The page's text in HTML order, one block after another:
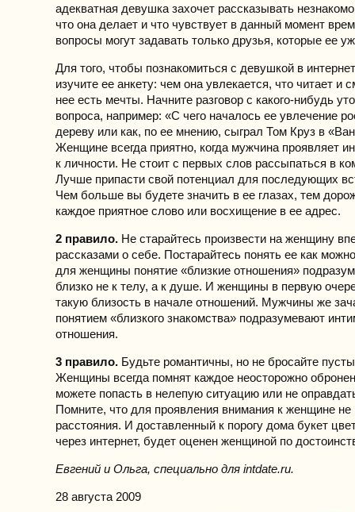
адекватная девушка захочет рассказывать
что она делает и что чувствует в данный момент
вопросы могут задавать только друзья, которые ее
Для того, чтобы познакомиться с девушкой в
изучите ее анкету: чем она увлекается, что читает и
нее есть мечты. Начните разговор с какого-нибудь
вопроса, например: «С чего началось ее увлечение
дереву или как, по ее мнению, сыграл Том Круз в
Женщине всегда приятно, когда мужчина проявляет
к личности. Не стоит с первых слов рассыпаться в
Лучше припасти свой потенциал для последующих
Чем больше вы будете значить в ее глазах, тем
каждое приятное слово или восхищение в ее адрес.
2 правило. Не старайтесь произвести на женщину
рассказами о себе. Постарайтесь понять ее как
для женщины понятие «близкие отношения»
близко не к телу, а к душе. И женщины в первую
такую близость в начале отношений. Мужчины же
понятием «близкого знакомства» подразумевают
отношения.
3 правило. Будьте романтичны, но не бросайте
Женщины всегда помнят каждое неосторожно
можете попасть в нелепую ситуацию или не
Помните, что для проявления внимания к женщине
расстояния. И доставленный к порогу дома букет
через интернет, будет оценен женщиной по
Евгений и Ольга, специально для intdate.ru.
28 августа 2009